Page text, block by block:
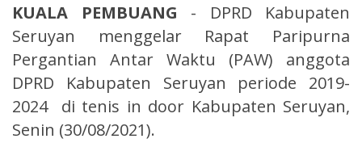
KUALA PEMBUANG - DPRD Kabupaten
Seruyan menggelar Rapat Paripurna
Pergantian Antar Waktu (PAW) anggota
DPRD Kabupaten Seruyan periode 2019-
2024 di tenis in door Kabupaten Seruyan,
Senin (30/08/2021).